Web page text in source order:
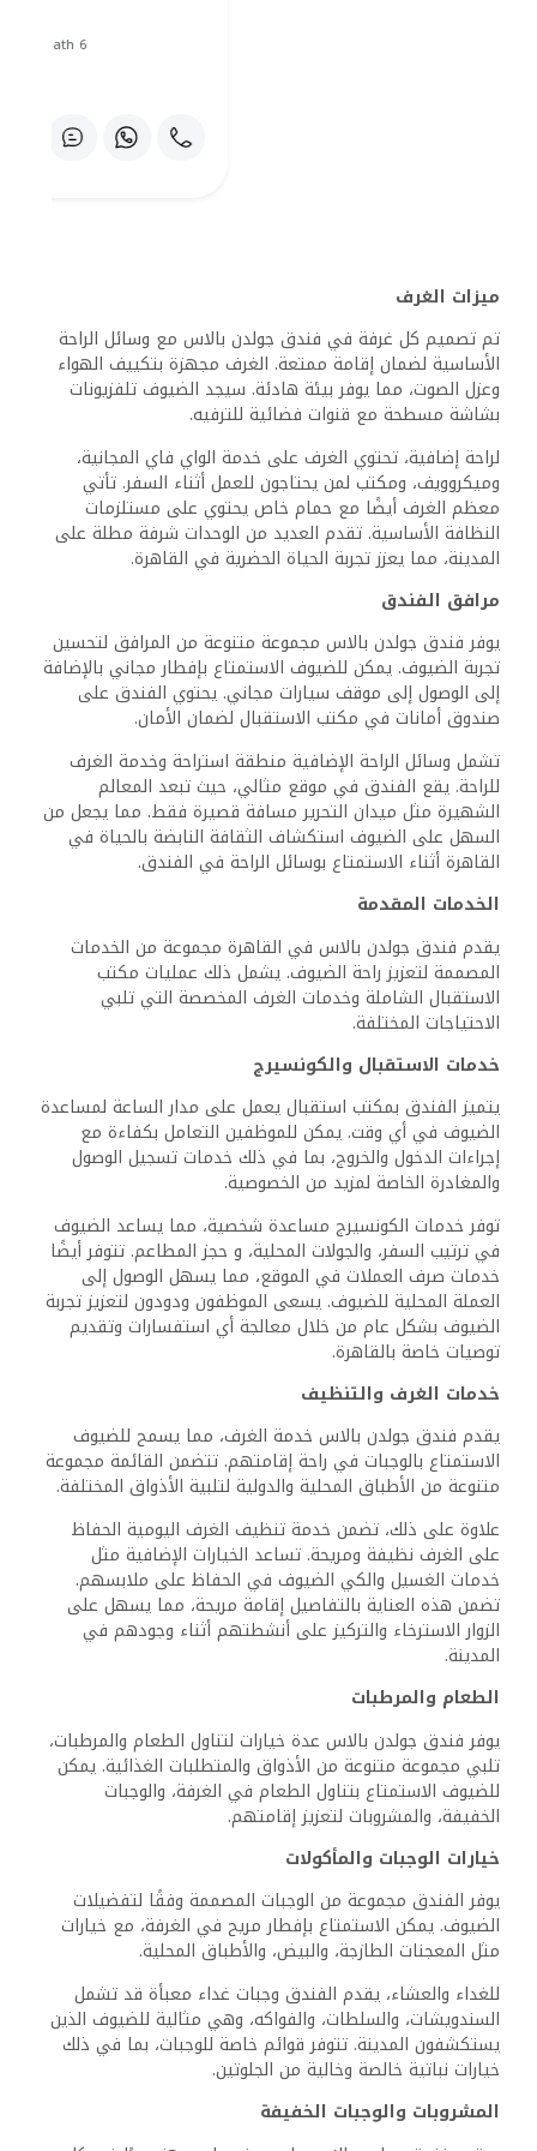
القاهرة أثناء الاستمتاع بوسائل الراحة في الفندق.
الاحتياجات المختلفة.
خدمات الاستقبال والكونسيرج
يتميز الفندق بمكتب استقبال يعمل على مدار الساعة لمساعدة
الضيوف في أي وقت. يمكن للموظفين التعامل بكفاءة مع
إجراءات الدخول والخروج، بما في ذلك خدمات تسجيل الوصول
والمغادرة الخاصة لمزيد من الخصوصية.
توفر خدمات الكونسيرج مساعدة شخصية، مما يساعد الضيوف
في ترتيب السفر، والجولات المحلية، و حجز المطاعم. تتوفر أيضًا
خدمات صرف العملات في الموقع، مما يسهل الوصول إلى
العملة المحلية للضيوف. يسعى الموظفون ودودون لتعزيز تجربة
الضيوف بشكل عام من خلال معالجة أي استفسارات وتقديم
توصيات خاصة بالقاهرة.
خدمات الغرف والتنظيف
يقدم فندق جولدن بالاس خدمة الغرف، مما يسمح للضيوف
الاستمتاع بالوجبات في راحة إقامتهم. تتضمن القائمة مجموعة
متنوعة من الأطباق المحلية والدولية لتلبية الأذواق المختلفة.
علاوة على ذلك، تضمن خدمة تنظيف الغرف اليومية الحفاظ
على الغرف نظيفة ومريحة. تساعد الخيارات الإضافية مثل
خدمات الغسيل والكي الضيوف في الحفاظ على ملابسهم.
تضمن هذه العناية بالتفاصيل إقامة مريحة، مما يسهل على
الزوار الاسترخاء والتركيز على أنشطتهم أثناء وجودهم في
الطعام والمرطبات
يوفر فندق جولدن بالاس عدة خيارات لتناول الطعام والمرطبات،
تلبي مجموعة متنوعة من الأذواق والمتطلبات الغذائية. يمكن
للضيوف الاستمتاع بتناول الطعام في الغرفة، والوجبات
الخفيفة، والمشروبات لتعزيز إقامتهم.
خيارات الوجبات والمأكولات
يوفر الفندق مجموعة من الوجبات المصممة وفقًا لتفضيلات
الضيوف. يمكن الاستمتاع بإفطار مريح في الغرفة، مع خيارات
مثل المعجنات الطازجة، والبيض، والأطباق المحلية.
للغداء والعشاء، يقدم الفندق وجبات غداء معبأة قد تشمل
السندويشات، والسلطات، والفواكه، وهي مثالية للضيوف الذين
يستكشفون المدينة. تتوفر قوائم خاصة للوجبات، بما في ذلك
خيارات نباتية خالصة وخالية من الجلوتين.
المشروبات والوجبات الخفيفة
يحتوي فندق جولدن بالاس على ميني بار مجهز جيدًا في كل
غرفة، يقدم مجموعة متنوعة من المشروبات الغازية، والعصائر،
والمشروبات الكحولية.
بالنسبة لأولئك الذين يبحثون عن وجبات خفيفة خفيفة، توفر آلات
البيع الموجودة في المناطق المشتركة مجموعة من رقائق
البطاطس، والشوكولاتة، والمشروبات. يمكن للضيوف أيضًا
الاستفادة من خيارات توصيل البقالة، مما يسمح لهم بتخزين
وجباتهم الخفيفة والمشروبات المفضلة أثناء إقامتهم.
غالبًا ما تتوفر الفواكه في المناطق المشتركة، مما يعزز تناول
الوجبات الخفيفة الصحية. بشكل عام، تلبي خيارات الطعام
والمرطبات احتياجات الوجبات الخفيفة غير الرسمية وتجارب
الوجبات الشاملة.
سياسات الفندق ووسائل الراحة
يقدم فندق جولدن بالاس في القاهرة مجموعة متنوعة من
السياسات التي تلبي احتياجات الضيوف المختلفة، بما في ذلك
الأزواج والعائلات. كما يركز على ميزات الوصول التي تضمن إقامة
مريحة لجميع الزوار.
الحجز وتسجيل الوصول
يمكن للضيوف الاستمتاع بتجربة حجز سلسة في فندق جولدن
بالاس، مع خيارات متاحة من خلال منصات مختلفة. عادةً ما يبدأ
وقت تسجيل الوصول في الساعة 2:00 بعد الظهر، مما يسمح
للضيوف بالاستقرار بشكل مريح.
لأولئك الذين يحجزون من خلال المنصات المؤهلة، قد يتوفر خصم
Genius، مما يوفر المزيد من التوفير. يستوعب الفندق أنواعًا